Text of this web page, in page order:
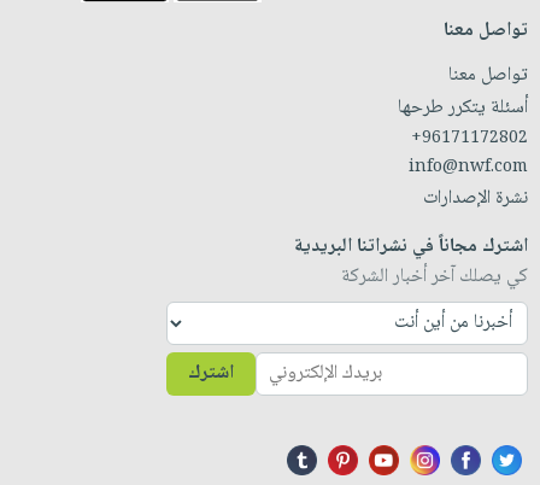
تواصل معنا
تواصل معنا
أسئلة يتكرر طرحها
+96171172802
info@nwf.com
نشرة الإصدارات
اشترك مجاناً في نشراتنا البريدية
كي يصلك آخر أخبار الشركة
اشترك